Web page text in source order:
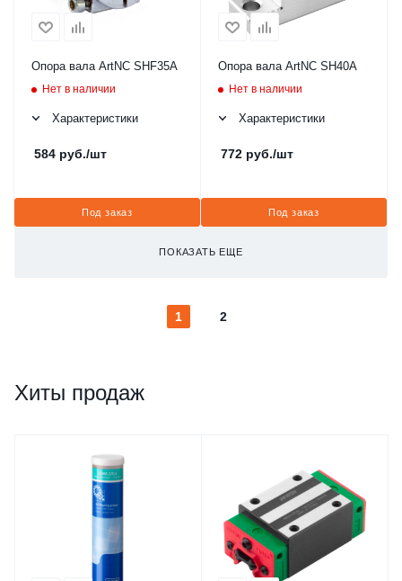
Опора вала ArtNC SHF35A
Нет в наличии
Характеристики
584 руб./шт
Под заказ
Опора вала ArtNC SH40A
Нет в наличии
Характеристики
772 руб./шт
Под заказ
ПОКАЗАТЬ ЕЩЕ
1 2
Хиты продаж